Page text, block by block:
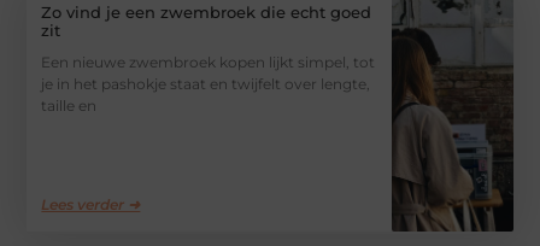
Zo vind je een zwembroek die echt goed
zit
Een nieuwe zwembroek kopen lijkt simpel, tot
je in het pashokje staat en twijfelt over lengte,
taille en
Lees verder ➜